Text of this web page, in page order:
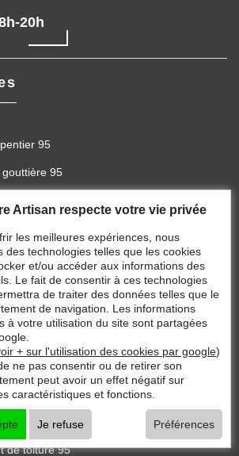
20h
95
95
et bâchage de toiture 95
95
95
95
95
toiture 95
de velux 95
95
de toiture 95
Artisan respecte votre vie privée
les meilleures expériences, nous
des technologies telles que les cookies
et/ou accéder aux informations des
Le fait de consentir à ces technologies
de traiter des données telles que le
de navigation. Les informations
à votre utilisation du site sont partagées
+ sur l'utilisation des cookies par google)
ne pas consentir ou de retirer son
peut avoir un effet négatif sur
caractéristiques et fonctions.
Je refuse Préférences